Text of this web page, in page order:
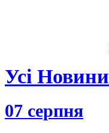
Усі Новини
07 серпня